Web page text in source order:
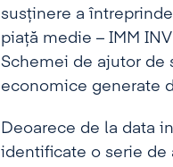
susținere a
piață medie – IMM
Schemei de ajutor de
economice generate
Deoarece de la data
identificate o serie de